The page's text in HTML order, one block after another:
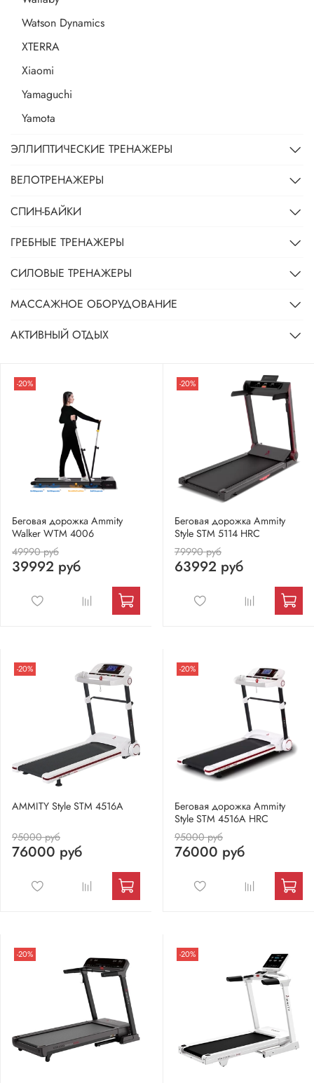
-20%
Беговая дорожка Ammity
Walker WTM 4006
49990 руб
39992 руб
-20%
Беговая дорожка Ammity
Style STM 5114 HRC
79990 руб
63992 руб
-20%
AMMITY Style STM 4516A
95000 руб
76000 руб
-20%
Беговая дорожка Ammity
Style STM 4516A HRC
95000 руб
76000 руб
-20% -20%
Watson Dynamics
XTERRA
Xiaomi
Yamaguchi
Yamota
ЭЛЛИПТИЧЕСКИЕ ТРЕНАЖЕРЫ
ВЕЛОТРЕНАЖЕРЫ
СПИН-БАЙКИ
ГРЕБНЫЕ ТРЕНАЖЕРЫ
СИЛОВЫЕ ТРЕНАЖЕРЫ
МАССАЖНОЕ ОБОРУДОВАНИЕ
АКТИВНЫЙ ОТДЫХ